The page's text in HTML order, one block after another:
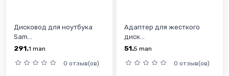
Дисковод для ноутбука
Sam...
291.1 man
0 отзыв(ов)
Адаптер для жесткого
диск...
51.5 man
0 отзыв(ов)